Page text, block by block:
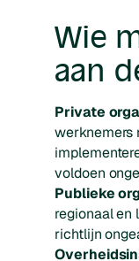
Wie
aan
Private
werknemers
voldoen
Publieke
regionaal en
richtlijn